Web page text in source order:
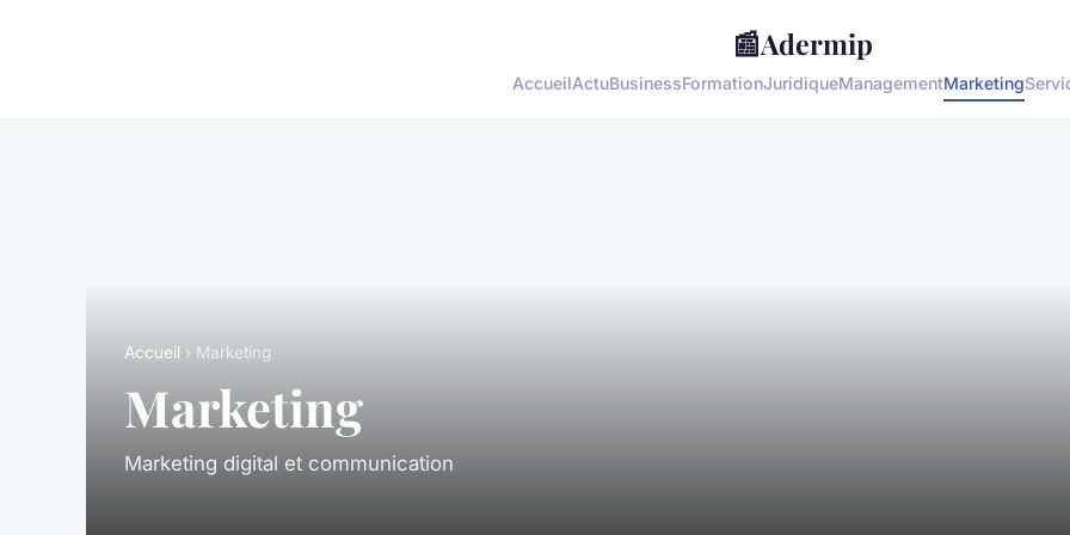
📰Adermip
AccueilActuBusinessFormationJuridiqueManagementMarketing
Accueil › Marketing
Marketing
Marketing digital et communication